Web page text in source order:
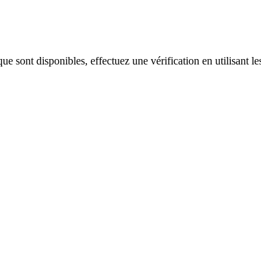
sont disponibles, effectuez une vérification en utilisant